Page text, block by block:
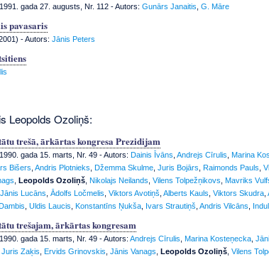
gada 27. augusts, Nr. 112- Autors: Gunārs Janaitis G. Māre
pavasaris
- Autors: Jānis Peters
Leopolds Ozoliņš:
trešā, ārkārtas kongresa Prezidijam
gada 15. marts, Nr. 49- Autors: Dainis Īvāns Andrejs Cīrulis Marina
Bišers Andris Plotnieks Džemma Skulme, Juris Bojārs Raimonds Pauls
Leopolds Ozoliņš, Nikolajs Neilands Vilens Tolpežņikovs Mavriks
Jānis Lucāns Ādolfs Ločmelis Viktors Avotiņš Alberts Kauls Viktors Skudra,
Uldis Laucis Konstantīns Ņukša, Ivars Strautiņš Andris Vilcāns
trešajam, ārkārtas kongresam
gada 15. marts, Nr. 49- Autors: Andrejs Cīrulis Marina Kosteņecka,
Juris Zaķis Ervids Grinovskis Jānis Vanags Leopolds Ozoliņš, Vilens